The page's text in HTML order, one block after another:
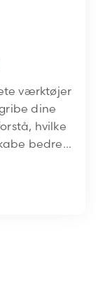
værktøjer
dine
hvilke
bedre